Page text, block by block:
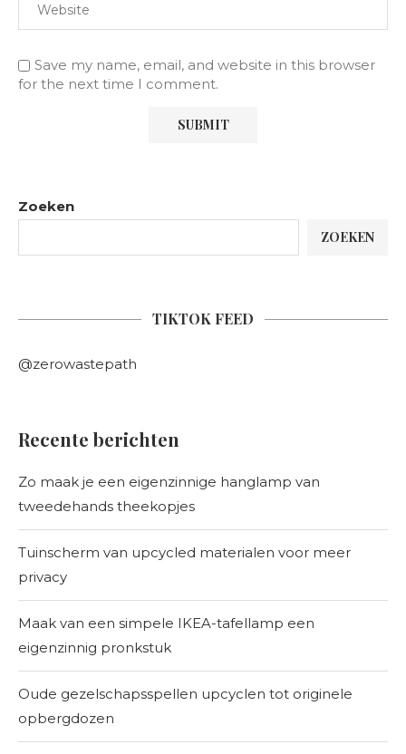
Save my name, email, and website in this browser
for the next time I comment.
Zoeken
ZOEKEN
TIKTOK FEED
@zerowastepath
Recente berichten
Zo maak je een eigenzinnige hanglamp van
tweedehands theekopjes
Tuinscherm van upcycled materialen voor meer
privacy
Maak van een simpele IKEA-tafellamp een
eigenzinnig pronkstuk
Oude gezelschapsspellen upcyclen tot originele
opbergdozen